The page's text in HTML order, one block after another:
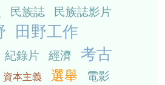
民族誌 民族誌影片
田野工作
紀錄片 經濟 考古
資本主義 選舉
電影